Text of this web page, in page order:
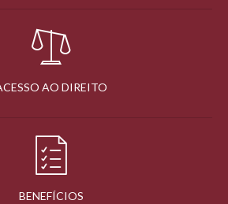
AO DIREITO
BENEFÍCIOS